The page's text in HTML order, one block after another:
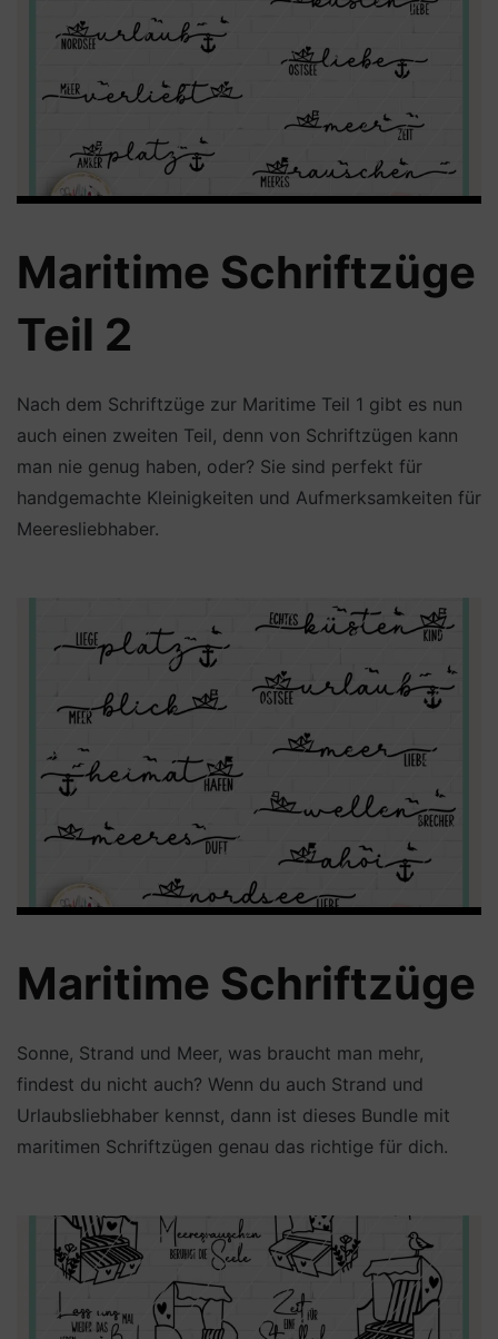
Maritime Schriftzüge
Teil 2
Nach dem Schriftzüge zur Maritime Teil 1 gibt es nun
auch einen zweiten Teil, denn von Schriftzügen kann
man nie genug haben, oder? Sie sind perfekt für
handgemachte Kleinigkeiten und Aufmerksamkeiten für
Meeresliebhaber.
Maritime Schriftzüge
Sonne, Strand und Meer, was braucht man mehr,
findest du nicht auch? Wenn du auch Strand und
Urlaubsliebhaber kennst, dann ist dieses Bundle mit
maritimen Schriftzügen genau das richtige für dich.